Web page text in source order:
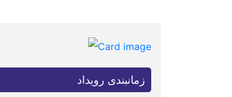
زمانبندی رویداد